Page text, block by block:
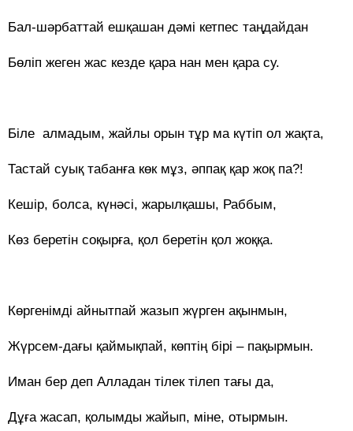
Бал-шәрбаттай ешқашан дәмі кетпес таңдайдан
Бөліп жеген жас кезде қара нан мен қара су.
Біле алмадым, жайлы орын тұр ма күтіп ол жақта,
Тастай суық табанға көк мұз, әппақ қар жоқ па?!
Кешір, болса, күнәсі, жарылқашы, Раббым,
Көз беретін соқырға, қол беретін қол жоққа.
Көргенімді айнытпай жазып жүрген ақынмын,
Жүрсем-дағы қаймықпай, көптің бірі – пақырмын.
Иман бер деп Алладан тілек тілеп тағы да,
Дұға жасап, қолымды жайып, міне, отырмын.